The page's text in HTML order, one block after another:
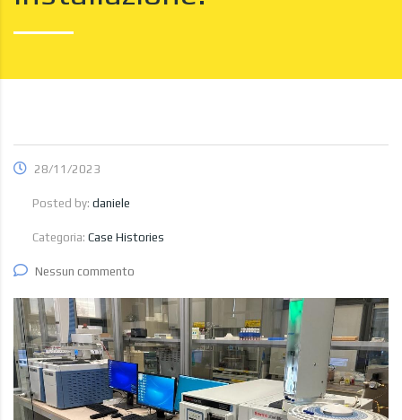
28/11/2023
Posted by: daniele
Categoria: Case Histories
Nessun commento